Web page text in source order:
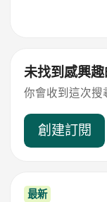
未找到感興趣
你會收到這次搜
創建訂閱
最新